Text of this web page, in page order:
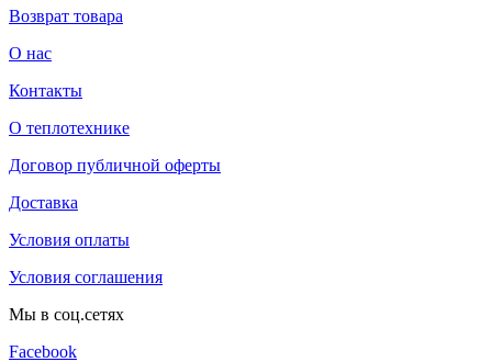
Возврат товара
О нас
Контакты
О теплотехнике
Договор публичной оферты
Доставка
Условия оплаты
Условия соглашения
Мы в соц.сетях
Facebook